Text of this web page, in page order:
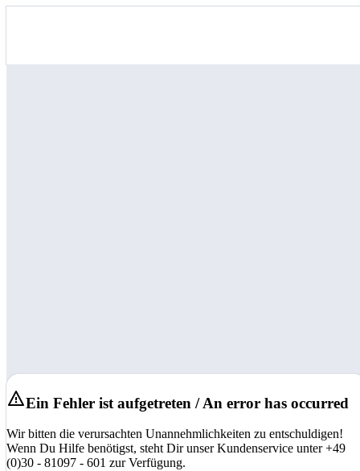
Ein Fehler ist aufgetreten / An error has occurred
Wir bitten die verursachten Unannehmlichkeiten zu entschuldigen!
Wenn Du Hilfe benötigst, steht Dir unser Kundenservice unter +49
(0)30 - 81097 - 601 zur Verfügung.